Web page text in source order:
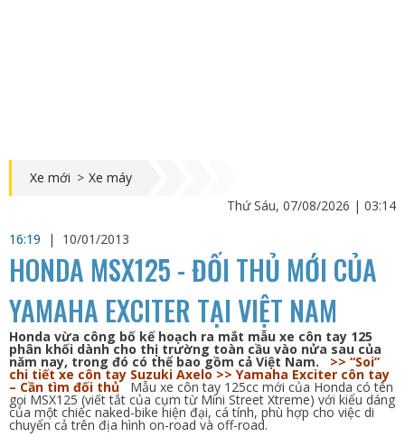
Xe mới > Xe máy
Thứ Sáu, 07/08/2026 | 03:14
16:19
| 10/01/2013
HONDA MSX125 - ĐỐI THỦ MỚI CỦA
YAMAHA EXCITER TẠI VIỆT NAM
Honda vừa công bố kế hoạch ra mắt mẫu xe côn tay 125
phân khối dành cho thị trường toàn cầu vào nửa sau của
năm nay, trong đó có thể bao gồm cả Việt Nam. >> “Soi”
chi tiết xe côn tay Suzuki Axelo >> Yamaha Exciter côn tay
– Cần tìm đối thủMẫu xe côn tay 125cc mới của Honda có tên
gọi MSX125 (viết tắt của cụm từ Mini Street Xtreme) với kiểu dáng
của một chiếc naked-bike hiện đại, cá tính, phù hợp cho việc di
chuyển cả trên địa hình on-road và off-road.